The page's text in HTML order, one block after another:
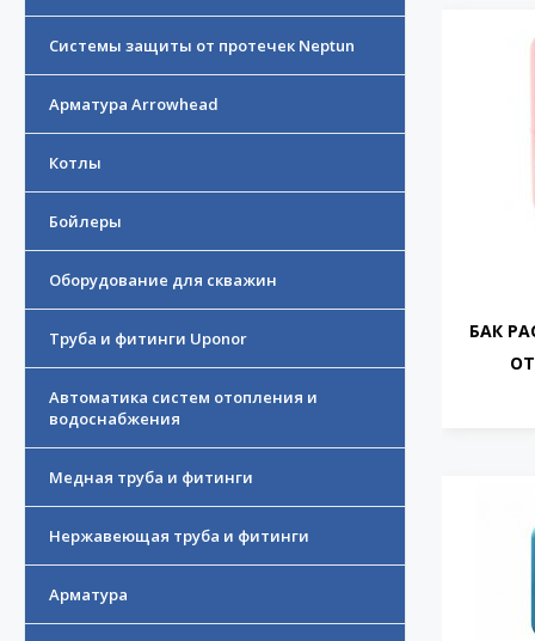
Системы защиты от протечек Neptun
Арматура Arrowhead
Котлы
Бойлеры
Оборудование для скважин
Труба и фитинги Uponor
Автоматика систем отопления и
водоснабжения
Медная труба и фитинги
Нержавеющая труба и фитинги
Арматура
БАК